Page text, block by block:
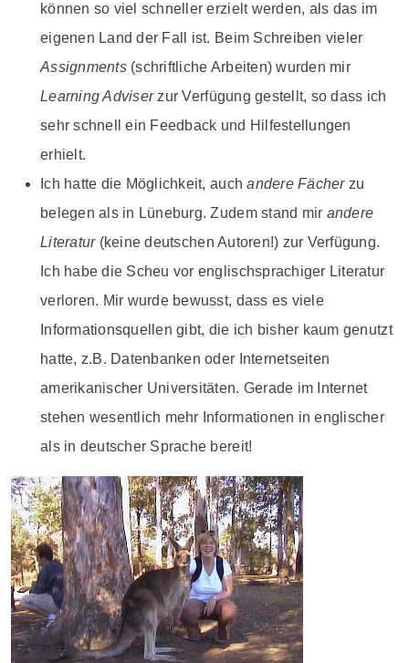
können so viel schneller erzielt werden, als das im
eigenen Land der Fall ist. Beim Schreiben vieler
Assignments(schriftliche Arbeiten) wurden mir
Learning Adviserzur Verfügung gestellt, so dass ich
sehr schnell ein Feedback und Hilfestellungen
erhielt.
Ich hatte die Möglichkeit, auchandere Fächerzu
belegen als in Lüneburg. Zudem stand mir andere
Literatur(keine deutschen Autoren!) zur Verfügung.
Ich habe die Scheu vor englischsprachiger Literatur
verloren. Mir wurde bewusst, dass es viele
Informationsquellen gibt, die ich bisher kaum genutzt
hatte, z.B. Datenbanken oder Internetseiten
amerikanischer Universitäten. Gerade im Internet
stehen wesentlich mehr Informationen in englischer
als in deutscher Sprache bereit!